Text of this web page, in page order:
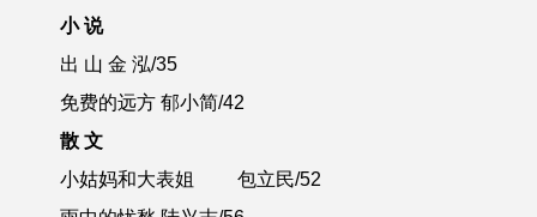
小 说
出 山 金 泓/35
免费的远方 郁小简/42
散 文
小姑妈和大表姐 包立民/52